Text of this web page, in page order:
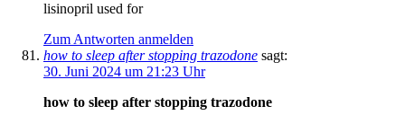
lisinopril used for
Zum Antworten anmelden
how to sleep after stopping trazodone sagt:
30. Juni 2024 um 21:23 Uhr
how to sleep after stopping trazodone